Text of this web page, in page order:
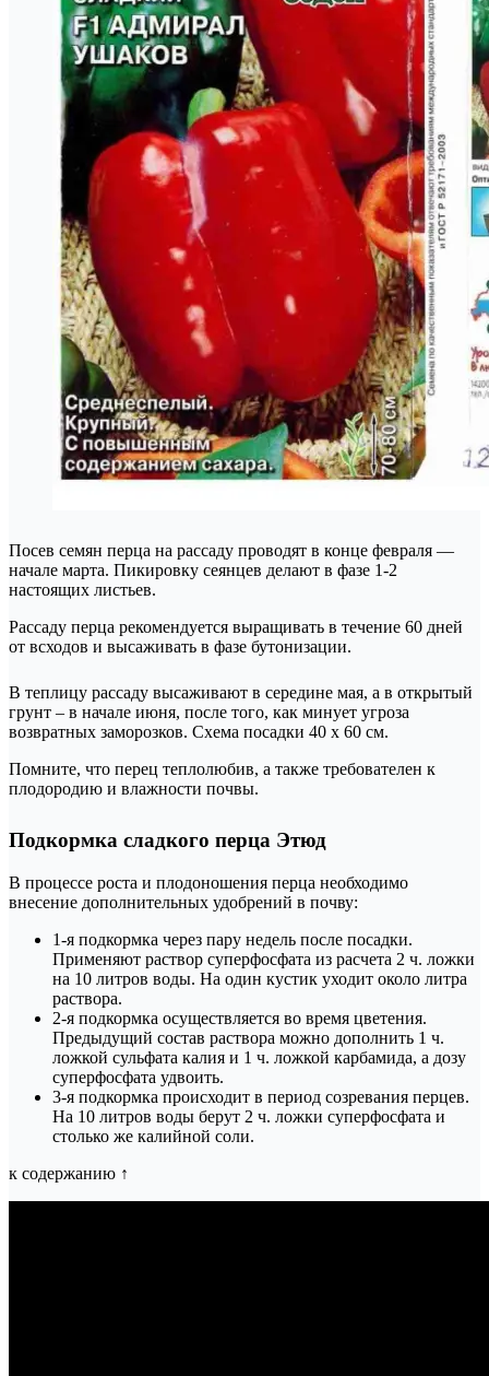
Посев семян перца на рассаду проводят в конце февраля —
начале марта. Пикировку сеянцев делают в фазе 1-2
настоящих листьев.
Рассаду перца рекомендуется выращивать в течение 60 дней
от всходов и высаживать в фазе бутонизации.
В теплицу рассаду высаживают в середине мая, а в открытый
грунт – в начале июня, после того, как минует угроза
возвратных заморозков. Схема посадки 40 х 60 см.
Помните, что перец теплолюбив, а также требователен к
плодородию и влажности почвы.
Подкормка сладкого перца Этюд
В процессе роста и плодоношения перца необходимо
внесение дополнительных удобрений в почву:
1-я подкормка через пару недель после посадки.
Применяют раствор суперфосфата из расчета 2 ч. ложки
на 10 литров воды. На один кустик уходит около литра
раствора.
2-я подкормка осуществляется во время цветения.
Предыдущий состав раствора можно дополнить 1 ч.
ложкой сульфата калия и 1 ч. ложкой карбамида, а дозу
суперфосфата удвоить.
3-я подкормка происходит в период созревания перцев.
На 10 литров воды берут 2 ч. ложки суперфосфата и
столько же калийной соли.
к содержанию ↑